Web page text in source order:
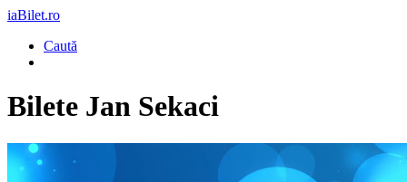
iaBilet.ro
Caută
Bilete Jan Sekaci